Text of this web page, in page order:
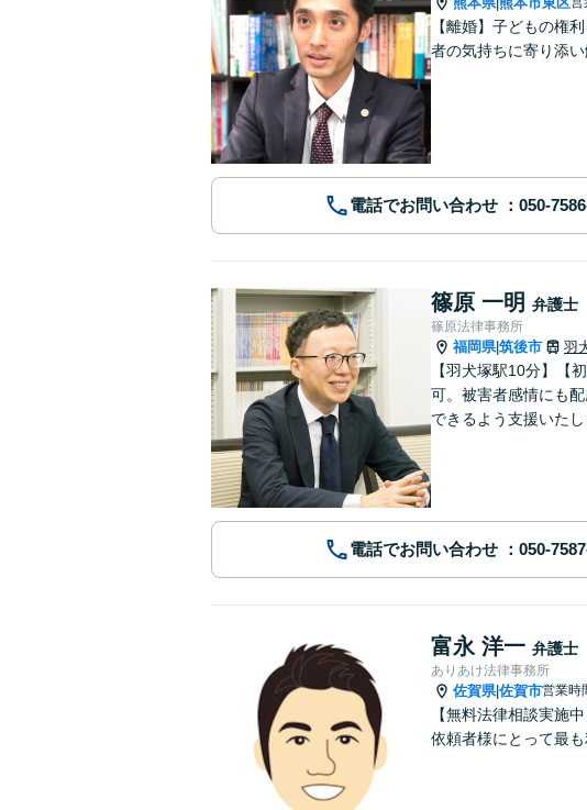
【離婚】子どもの権
者の気持ちに寄り添
電話でお問い合わせ
篠原 一明 弁護士
篠原法律事務所
福岡県|筑後市 羽
【羽犬塚駅10分】【
可。被害者感情にも
できるよう支援いた
電話でお問い合わせ
富永 洋一 弁護士
ありあけ法律事務所
佐賀県|佐賀市営業時
【無料法律相談実施
依頼者様にとって最